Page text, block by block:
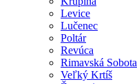
Levice
Lučenec
Poltár
Revúca
Rimavská Sobota
Veľký Krtíš